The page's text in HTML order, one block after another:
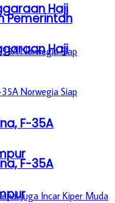
Haji
F-35A
Pemerintah
Haji
F-35A